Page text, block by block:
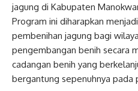
jagung di Kabupaten
Program ini diharapkan
pembenihan jagung bagi
pengembangan benih secara
cadangan benih yang
bergantung sepenuhnya pada